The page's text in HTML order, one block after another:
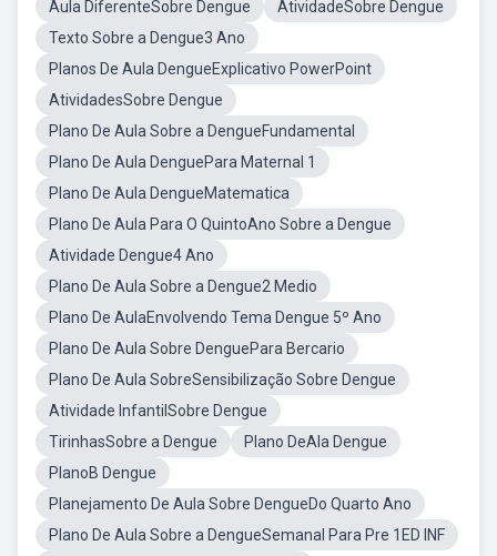
Aula DiferenteSobre Dengue
AtividadeSobre Dengue
Texto Sobre a Dengue3 Ano
Planos De Aula DengueExplicativo PowerPoint
AtividadesSobre Dengue
Plano De Aula Sobre a DengueFundamental
Plano De Aula DenguePara Maternal 1
Plano De Aula DengueMatematica
Plano De Aula Para O QuintoAno Sobre a Dengue
Atividade Dengue4 Ano
Plano De Aula Sobre a Dengue2 Medio
Plano De AulaEnvolvendo Tema Dengue 5º Ano
Plano De Aula Sobre DenguePara Bercario
Plano De Aula SobreSensibilização Sobre Dengue
Atividade InfantilSobre Dengue
TirinhasSobre a Dengue
Plano DeAla Dengue
PlanoB Dengue
Planejamento De Aula Sobre DengueDo Quarto Ano
Plano De Aula Sobre a DengueSemanal Para Pre 1ED INF